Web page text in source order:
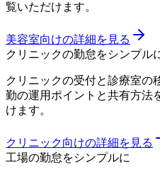
覧いただけます。
美容室向けの詳細を見る
クリニックの勤怠をシンプル
クリニックの受付と診療室の
勤の運用ポイントと共有方法
けます。
クリニック向けの詳細を見る
工場の勤怠をシンプルに